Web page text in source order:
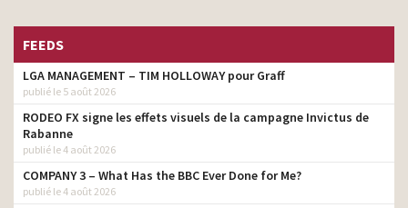
FEEDS
LGA MANAGEMENT – TIM HOLLOWAY pour Graff
publié le 5 août 2026
RODEO FX signe les effets visuels de la campagne Invictus de
Rabanne
publié le 4 août 2026
COMPANY 3 – What Has the BBC Ever Done for Me?
publié le 4 août 2026